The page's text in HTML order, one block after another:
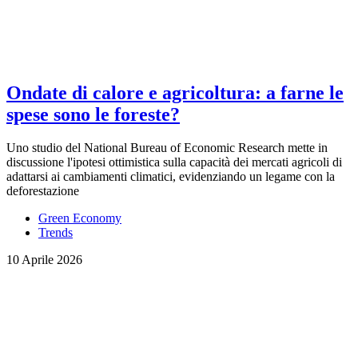
Ondate di calore e agricoltura: a farne le
spese sono le foreste?
Uno studio del National Bureau of Economic Research mette in
discussione l'ipotesi ottimistica sulla capacità dei mercati agricoli di
adattarsi ai cambiamenti climatici, evidenziando un legame con la
deforestazione
Green Economy
Trends
10 Aprile 2026